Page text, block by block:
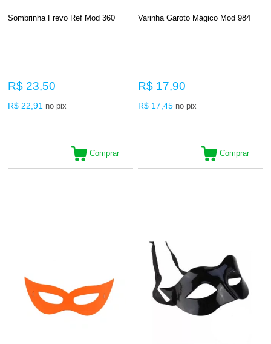
Sombrinha Frevo Ref Mod 360
R$ 23,50
R$ 22,91 no pix
Comprar
Varinha Garoto Mágico Mod 984
R$ 17,90
R$ 17,45 no pix
Comprar